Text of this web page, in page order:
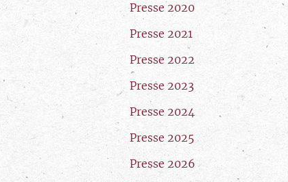
Presse 2020
Presse 2021
Presse 2022
Presse 2023
Presse 2024
Presse 2025
Presse 2026